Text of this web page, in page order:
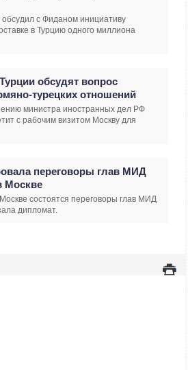
обсудил с Фиданом инициативу
в Турцию одного миллиона
обсудят вопрос
турецких отношений
министра иностранных дел РФ
с рабочим визитом Москву для
переговоры глав МИД
Москве
состоятся переговоры глав МИД
дипломат.